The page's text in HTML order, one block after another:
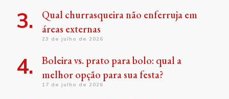
Qual churrasqueira não enferruja em
áreas externas
23 de julho de 2026
Boleira vs. prato para bolo: qual a
melhor opção para sua festa?
17 de julho de 2026